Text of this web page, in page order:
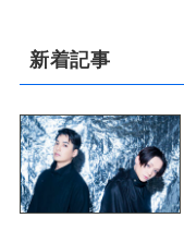
新着記事